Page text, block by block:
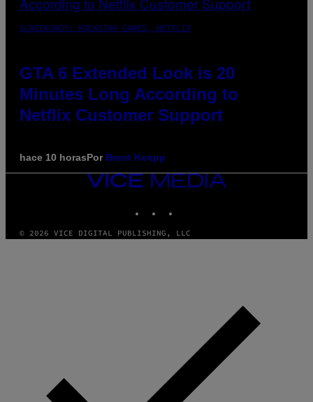
SCREENSHOT: ROCKSTAR GAMES, NETFLIX
GTA 6 Extended Look is 20
Minutes Long According to
Netflix Customer Support
hace 10 horasPor Brent Koepp
VICE
MEDIA
© 2026 VICE DIGITAL PUBLISHING, LLC